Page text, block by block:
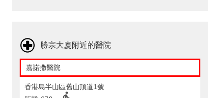
勝宗大廈附近的醫院
嘉諾撒醫院
香港島半山區舊山頂道1號